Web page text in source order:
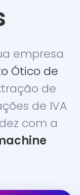
empresa
Ótico de
de
de IVA
com a